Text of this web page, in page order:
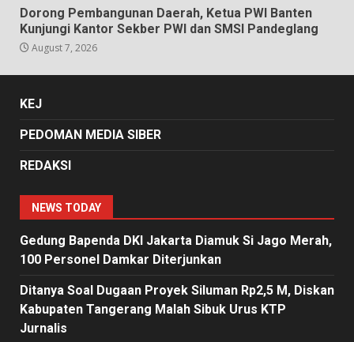
Dorong Pembangunan Daerah, Ketua PWI Banten
Kunjungi Kantor Sekber PWI dan SMSI Pandeglang
August 7, 2026
KEJ
PEDOMAN MEDIA SIBER
REDAKSI
NEWS TODAY
Gedung Bapenda DKI Jakarta Diamuk Si Jago Merah,
100 Personel Damkar Diterjunkan
Ditanya Soal Dugaan Proyek Siluman Rp2,5 M, Diskan
Kabupaten Tangerang Malah Sibuk Urus KTP
Jurnalis